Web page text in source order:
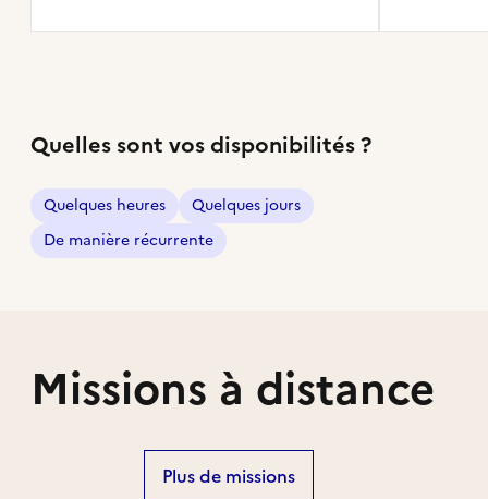
Quelles sont vos disponibilités ?
Quelques heures
Quelques jours
De manière récurrente
Missions à distance
Plus de missions